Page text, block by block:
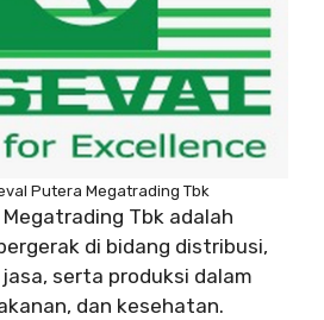
Putera Megatrading Tbk
Tbk adalah
di bidang distribusi,
serta produksi dalam
dan kesehatan.